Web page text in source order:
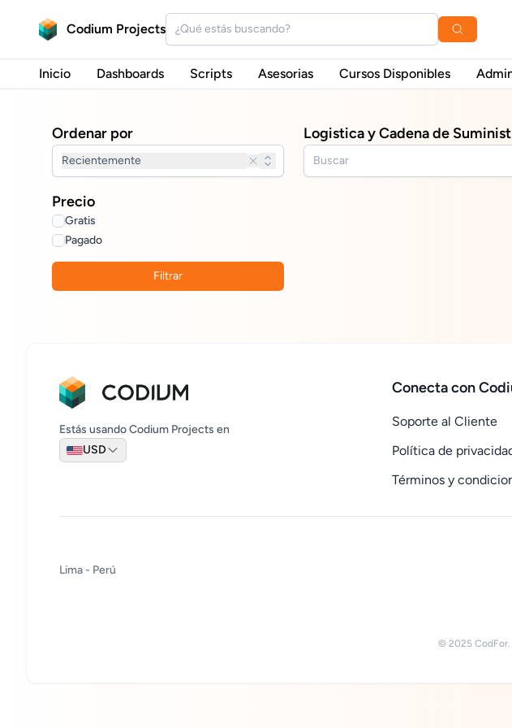
Codium Projects
Inicio Dashboards Scripts Asesorias Cursos Disponibles
Ordenar por
Recientemente
Precio
Gratis
Pagado
Filtrar
Logistica y Cadena de
Estás usando Codium Projects en
USD
Conecta con
Soporte al Cliente
Política de
Términos y
Lima - Perú
© 2025 CodFor.